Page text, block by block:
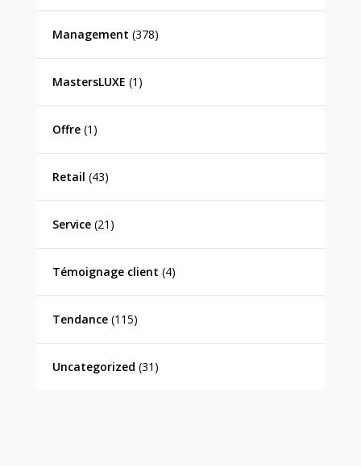
Management (378)
MastersLUXE (1)
Offre(1)
Retail (43)
Service(21)
Témoignage client (4)
Tendance(115)
Uncategorized (31)